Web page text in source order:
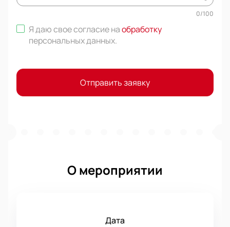
0/100
Я даю свое согласие наобработку
персональных данных.
Отправить заявку
О мероприятии
Дата